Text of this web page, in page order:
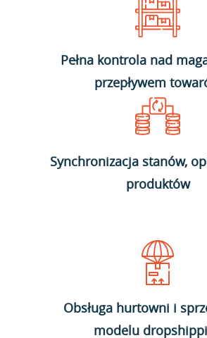
Pełna kontrola nad
przepływem
Synchronizacja stanów,
produktów
Obsługa hurtowni i
modelu